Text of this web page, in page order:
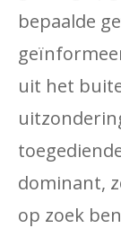
bepaalde
uit het
dominant,
op zoek